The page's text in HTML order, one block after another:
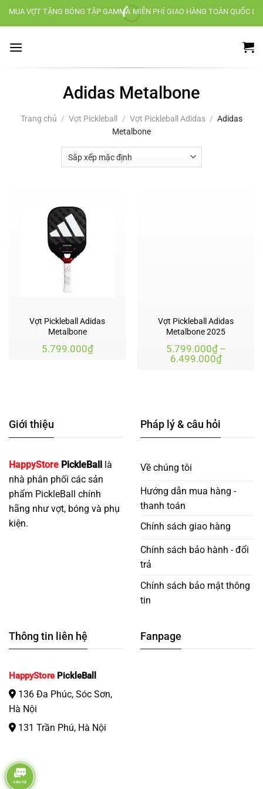
Chuyển
dung
MUA VỢT TẶNG BÓNG TẬP GAMMA MIỄN PHÍ GIAO HÀNG TOÀN QUỐC
Adidas Metalbone
Trang chủ / Vợt Pickleball / Vợt Pickleball Adidas / Adidas
Metalbone
Vợt Pickleball Adidas
Metalbone
5.799.000₫
Vợt Pickleball Adidas
Metalbone 2025
5.799.000₫ –
6.499.000₫Khoảng
giá:
Giới thiệu
HappyStore PickleBall là
nhà phân phối các sản
phẩm PickleBall chính
hãng như vợt, bóng và phụ
kiện.
Pháp lý & câu hỏi
Về chúng tôi
Hướng dẫn mua hàng -
thanh toán
Chính sách giao hàng
Chính sách bảo hành - đổi
trả
Chính sách bảo mật thông
tin
Thông tin liên hệ
HappyStorePickleBall
136 Đa Phúc, Sóc Sơn,
Hà Nội
131 Trần Phú, Hà Nội
Fanpage